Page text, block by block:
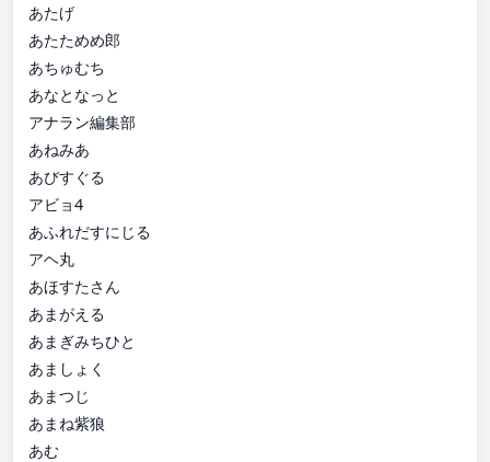
あたげ
あたためめ郎
あちゅむち
あなとなっと
アナラン編集部
あねみあ
あびすぐる
アビョ4
あふれだすにじる
アヘ丸
あほすたさん
あまがえる
あまぎみちひと
あましょく
あまつじ
あまね紫狼
あむ